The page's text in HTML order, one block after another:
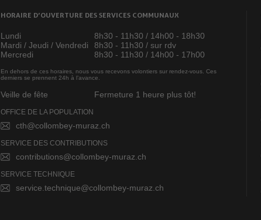
HORAIRE D’OUVERTURE DES SERVICES COMMUNAUX
Lundi
8h30 - 11h30 / 14h00 - 18h30
Mardi / Jeudi / Vendredi
8h30 - 11h30 / sur rdv
Mercredi
8h30 - 11h30 / 14h00 - 17h00
En dehors de ces horaires, nous vous recevons volontiers sur rendez-vous. Ces
derniers se prennent 24h à l’avance.
Veille de fête Fermeture 1 heure plus tôt!
OFFICE DE LA POPULATION
cth@collombey-muraz.ch
SERVICE DES CONTRIBUTIONS
contributions@collombey-muraz.ch
SERVICE TECHNIQUE
service.technique@collombey-muraz.ch